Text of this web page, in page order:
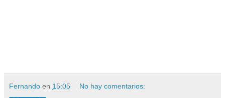
Fernando en 15:05 No hay comentarios: